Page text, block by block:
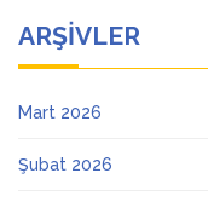
ARŞIVLER
Mart 2026
Şubat 2026